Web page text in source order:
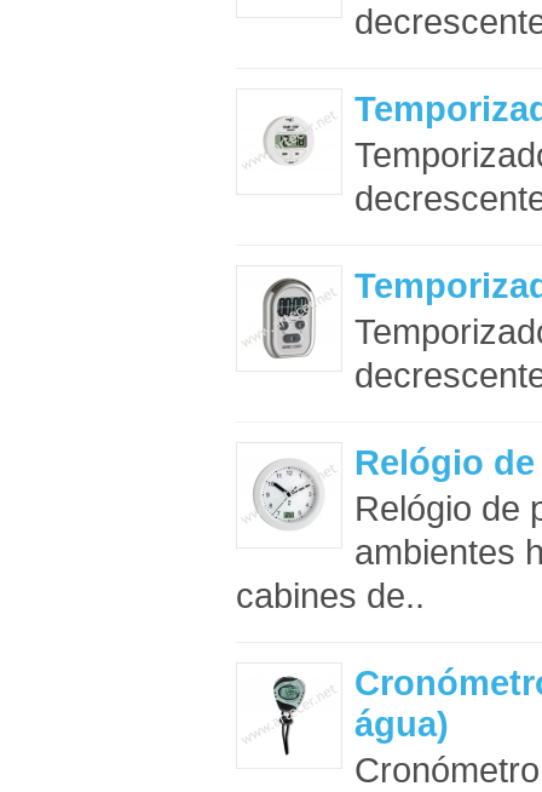
Relógio
Relógio de
ambientes
cabines de..
água)